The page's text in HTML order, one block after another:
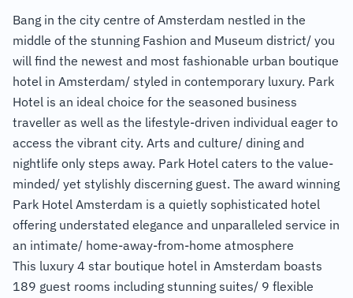
Bang in the city centre of Amsterdam nestled in the
middle of the stunning Fashion and Museum district/ you
will find the newest and most fashionable urban boutique
hotel in Amsterdam/ styled in contemporary luxury. Park
Hotel is an ideal choice for the seasoned business
traveller as well as the lifestyle-driven individual eager to
access the vibrant city. Arts and culture/ dining and
nightlife only steps away. Park Hotel caters to the value-
minded/ yet stylishly discerning guest. The award winning
Park Hotel Amsterdam is a quietly sophisticated hotel
offering understated elegance and unparalleled service in
an intimate/ home-away-from-home atmosphere
This luxury 4 star boutique hotel in Amsterdam boasts
189 guest rooms including stunning suites/ 9 flexible